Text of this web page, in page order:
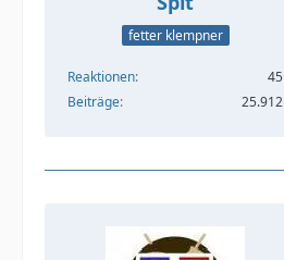
fetter klempner
Reaktionen
45
Beiträge
25.912